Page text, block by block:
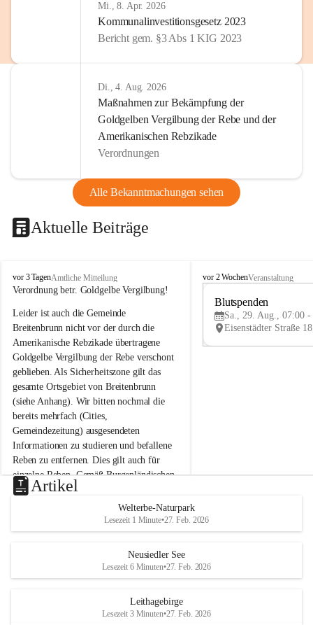
Mi., 8. Apr. 2026
Kommunalinvestitionsgesetz 2023
Bericht gem. §3 Abs 1 KIG 2023
Di., 4. Aug. 2026
Maßnahmen zur Bekämpfung der
Goldgelben Vergilbung der Rebe und der
Amerikanischen Rebzikade
Verordnungen
Alle Bekanntmachungen sehen
Aktuelle Beiträge
B
r
i
t
e
n
b
r
u
n
n
a
m
N
e
u
s
d
S
vor 3 TagenAmtliche Mitteilung
Verordnung betr. Goldgelbe Vergilbung!
Leider ist auch die Gemeinde
Breitenbrunn nicht vor der durch die
Amerikanische Rebzikade übertragene
Goldgelbe Vergilbung der Rebe verschont
geblieben. Als Sicherheitszone gilt das
gesamte Ortsgebiet von Breitenbrunn
(siehe Anhang). Wir bitten nochmal die
bereits mehrfach (Cities,
Gemeindezeitung) ausgesendeten
Informationen zu studieren und befallene
Reben zu entfernen. Dies gilt auch für
einzelne Reben. Gemäß Burgenländischen
Weinbaugesetz sind nicht gepflegte oder
unzulässige Weingärten zu roden! Bitte
helfen wir zusammen um unsere Winzer
vor den prognostizierten Ernteausfällen
und den daraus folgenden wirtschaftlichen
Maßnahmen zur Bekämpfung
B
e
u
e
d
r
S
vor 2 WochenVeranstaltung
Blutspenden
Sa., 29. Aug., 07:00 -
Artikel
Welterbe-Naturpark
Lesezeit 1 Minute•27. Feb. 2026
Neusiedler See
Lesezeit 6 Minuten•27. Feb. 2026
Leithagebirge
Lesezeit 3 Minuten•27. Feb. 2026